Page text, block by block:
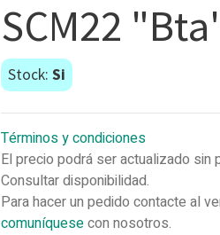
SCM22
Stock: Si
Términos y condiciones
El precio podrá ser actualizado sin
Consultar disponibilidad.
Para hacer un pedido contacte al
comuníquesecon nosotros.